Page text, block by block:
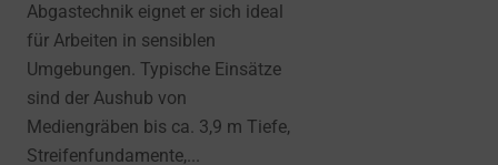
Abgastechnik eignet er sich ideal
für Arbeiten in sensiblen
Umgebungen. Typische Einsätze
sind der Aushub von
Mediengräben bis ca. 3,9 m Tiefe,
Streifenfundamente,...